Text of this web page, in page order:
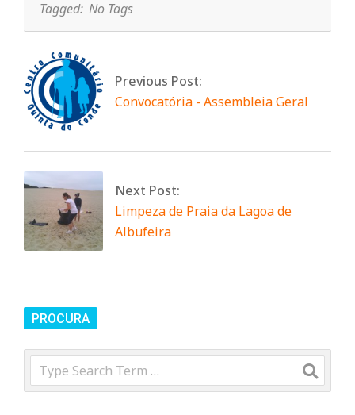
Tagged: No Tags
Previous Post:
Convocatória - Assembleia Geral
Next Post:
Limpeza de Praia da Lagoa de
Albufeira
PROCURA
Search